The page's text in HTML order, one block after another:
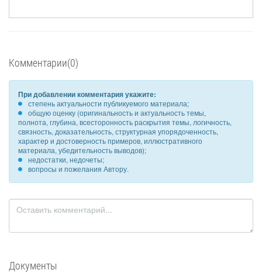
Комментарии(0)
При добавлении комментария укажите:
степень актуальности публикуемого материала;
общую оценку (оригинальность и актуальность темы,
полнота, глубина, всесторонность раскрытия темы, логичность,
связность, доказательность, структурная упорядоченность,
характер и достоверность примеров, иллюстративного
материала, убедительность выводов);
недостатки, недочеты;
вопросы и пожелания Автору.
Документы